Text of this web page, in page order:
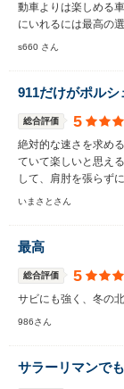
動車よりは楽しめる
にいれるには最高の
s660 さん
911だけがポルシ
総合評価 5
絶対的な速さを求め
ていて楽しいと思え
して、肩肘を張らず
いまさとさん
最高
総合評価 5
サビにも強く、冬の
986さん
サラーリマンで